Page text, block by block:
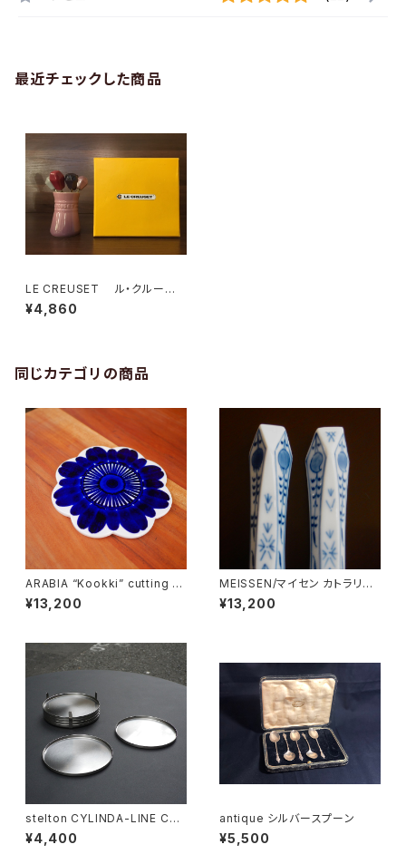
最近チェックした商品
LE CREUSET ル・クルー
ゼ フードピックSET
¥4,860
同じカテゴリの商品
ARABIA “Kookki” cutting b
oard
¥13,200
MEISSEN/マイセン カトラリー
レストset
¥13,200
stelton CYLINDA-LINE Coa
sters
¥4,400
antique シルバースプーン
¥5,500